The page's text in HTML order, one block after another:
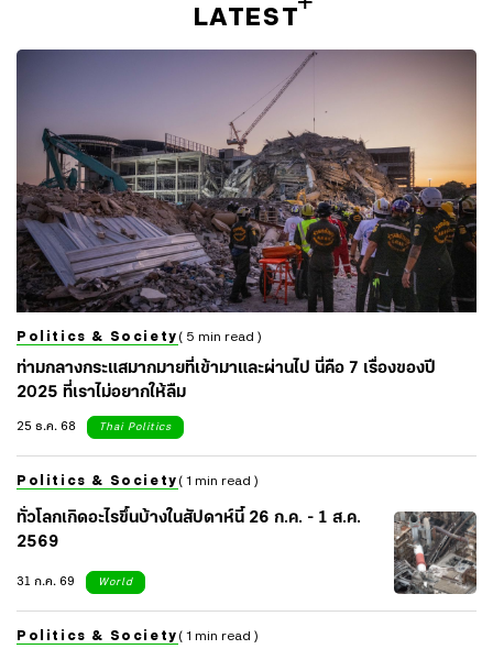
LATEST
Politics & Society ( 5 min read )
ท่ามกลางกระแสมากมายที่เข้ามาและผ่านไป นี่คือ 7 เรื่องของปี
2025 ที่เราไม่อยากให้ลืม
25 ธ.ค. 68
Thai Politics
Politics & Society ( 1 min read )
ทั่วโลกเกิดอะไรขึ้นบ้างในสัปดาห์นี้ 26 ก.ค. - 1 ส.ค.
2569
31 ก.ค. 69
World
Politics & Society ( 1 min read )